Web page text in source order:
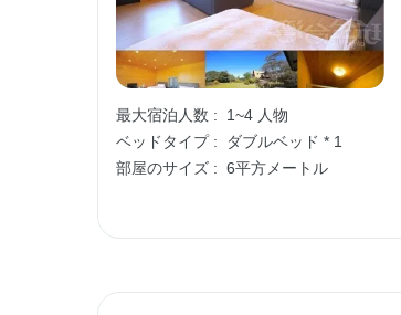
最大宿泊人数 :
1~4 人物
ベッドタイプ :
ダブルベッド * 1
部屋のサイズ : 6平方メートル